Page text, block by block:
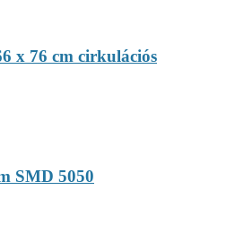
x 76 cm cirkulációs
SMD 5050